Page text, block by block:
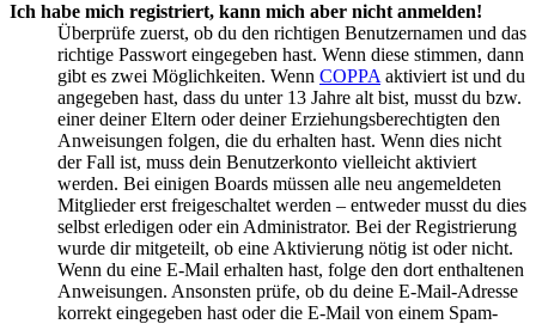
Ich habe mich registriert, kann mich aber nicht anmelden!
Überprüfe zuerst, ob du den richtigen Benutzernamen und das
richtige Passwort eingegeben hast. Wenn diese stimmen, dann
gibt es zwei Möglichkeiten. Wenn COPPA aktiviert ist und du
angegeben hast, dass du unter 13 Jahre alt bist, musst du bzw.
einer deiner Eltern oder deiner Erziehungsberechtigten den
Anweisungen folgen, die du erhalten hast. Wenn dies nicht
der Fall ist, muss dein Benutzerkonto vielleicht aktiviert
werden. Bei einigen Boards müssen alle neu angemeldeten
Mitglieder erst freigeschaltet werden – entweder musst du dies
selbst erledigen oder ein Administrator. Bei der Registrierung
wurde dir mitgeteilt, ob eine Aktivierung nötig ist oder nicht.
Wenn du eine E-Mail erhalten hast, folge den dort enthaltenen
Anweisungen. Ansonsten prüfe, ob du deine E-Mail-Adresse
korrekt eingegeben hast oder die E-Mail von einem Spam-